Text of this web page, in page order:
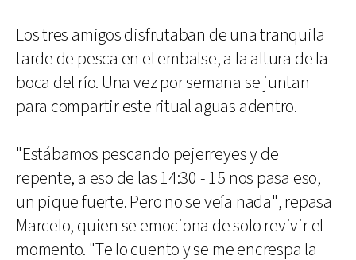
Los tres amigos disfrutaban de una tranquila
tarde de pesca en el embalse, a la altura de la
boca del río. Una vez por semana se juntan
para compartir este ritual aguas adentro.
"Estábamos pescando pejerreyes y de
repente, a eso de las 14:30 - 15 nos pasa eso,
un pique fuerte. Pero no se veía nada", repasa
Marcelo, quien se emociona de solo revivir el
momento. "Te lo cuento y se me encrespa la